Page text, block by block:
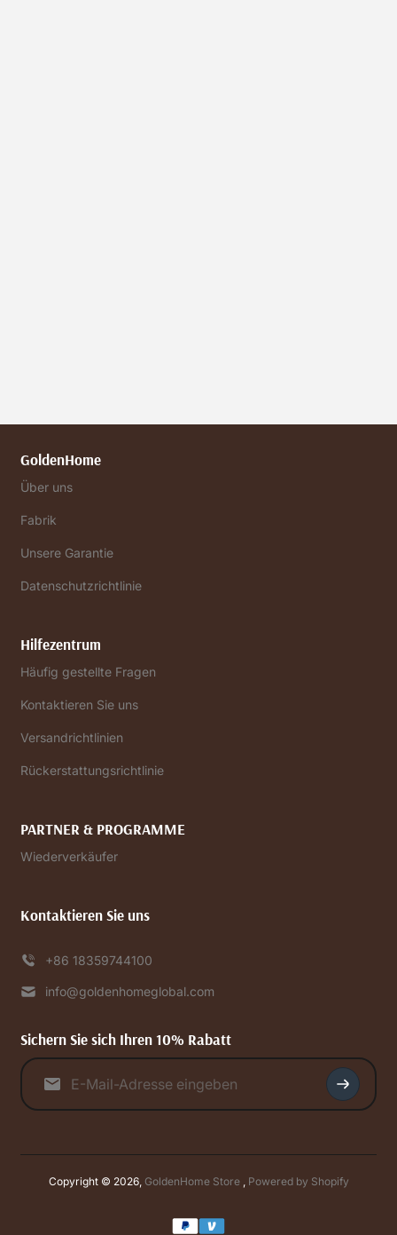
GoldenHome
Über uns
Fabrik
Unsere Garantie
Datenschutzrichtlinie
Hilfezentrum
Häufig gestellte Fragen
Kontaktieren Sie uns
Versandrichtlinien
Rückerstattungsrichtlinie
PARTNER & PROGRAMME
Wiederverkäufer
Kontaktieren Sie uns
+86 18359744100
info@goldenhomeglobal.com
Sichern Sie sich Ihren 10% Rabatt
Copyright © 2026, GoldenHome Store, Powered by Shopify